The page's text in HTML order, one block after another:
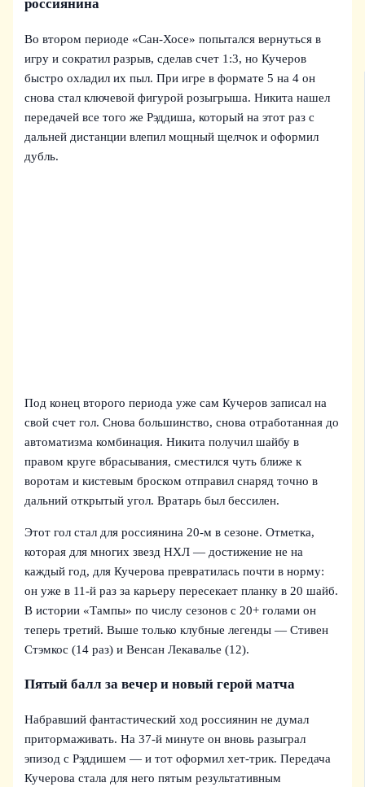
россиянина
Во втором периоде «Сан-Хосе» попытался вернуться в
игру и сократил разрыв, сделав счет 1:3, но Кучеров
быстро охладил их пыл. При игре в формате 5 на 4 он
снова стал ключевой фигурой розыгрыша. Никита нашел
передачей все того же Рэддиша, который на этот раз с
дальней дистанции влепил мощный щелчок и оформил
дубль.
Под конец второго периода уже сам Кучеров записал на
свой счет гол. Снова большинство, снова отработанная до
автоматизма комбинация. Никита получил шайбу в
правом круге вбрасывания, сместился чуть ближе к
воротам и кистевым броском отправил снаряд точно в
дальний открытый угол. Вратарь был бессилен.
Этот гол стал для россиянина 20-м в сезоне. Отметка,
которая для многих звезд НХЛ — достижение не на
каждый год, для Кучерова превратилась почти в норму:
он уже в 11-й раз за карьеру пересекает планку в 20 шайб.
В истории «Тампы» по числу сезонов с 20+ голами он
теперь третий. Выше только клубные легенды — Стивен
Стэмкос (14 раз) и Венсан Лекавалье (12).
Пятый балл за вечер и новый герой матча
Набравший фантастический ход россиянин не думал
притормаживать. На 37-й минуте он вновь разыграл
эпизод с Рэддишем — и тот оформил хет-трик. Передача
Кучерова стала для него пятым результативным